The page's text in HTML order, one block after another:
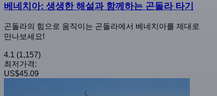
베네치아: 생생한 해설과 함께하는 곤돌라 타기
곤돌라의 힘으로 움직이는 곤돌라에서 베네치아를 제대로
만나보세요!
4.1 (1,157)
최저가격:
US$45.09